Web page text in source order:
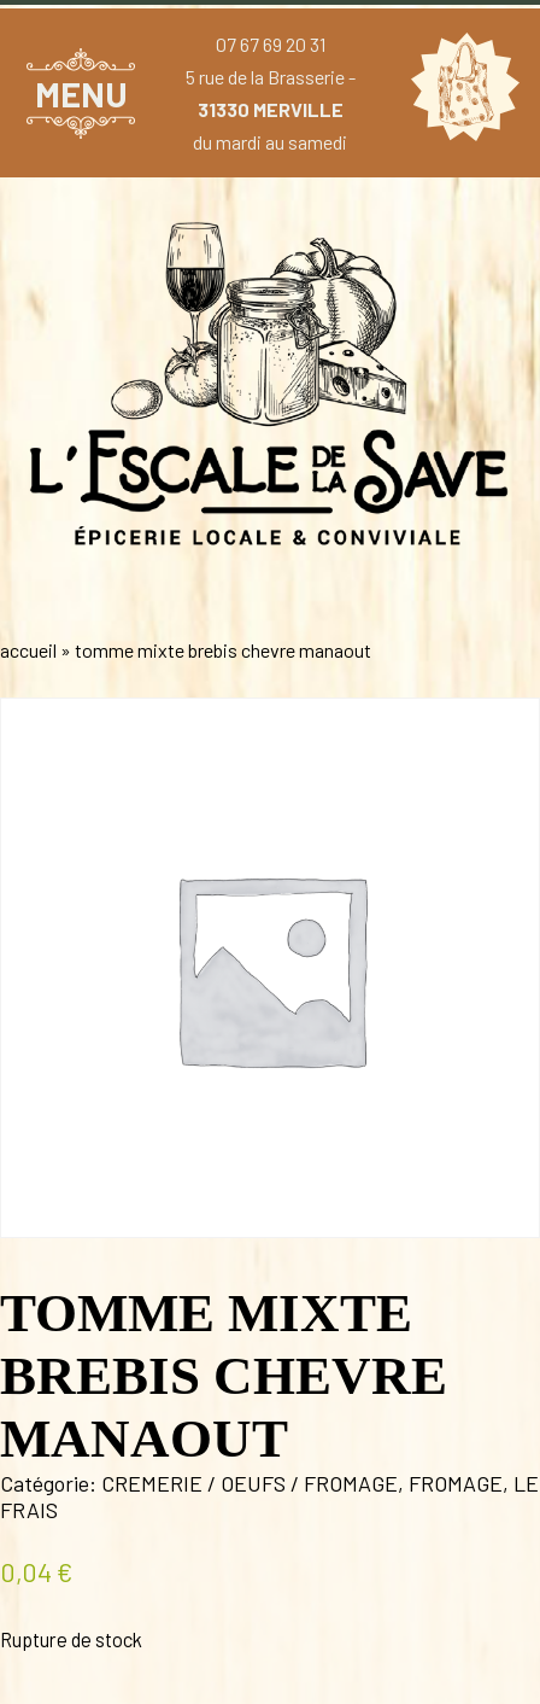
MENU
07 67 69 20 31
5 rue de la Brasserie -
31330 MERVILLE
du mardi au samedi
accueil » tomme mixte brebis chevre manaout
TOMME MIXTE
BREBIS CHEVRE
MANAOUT
Catégorie: CREMERIE / OEUFS / FROMAGE, FROMAGE, LE
FRAIS
0,04 €
Rupture de stock